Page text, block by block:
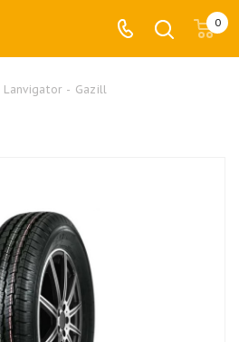
0
Lanvigator - Gazill